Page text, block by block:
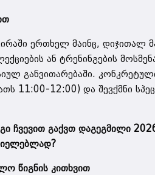
ერთხელ მაინც, დიჯითალ
ან ტრენინგების
განვითარებაში. კონკრეტული
11:00-12:00) და შევქმნი
ჩვევით გაქვთ დაგეგმილი
წიგნის კითხვით